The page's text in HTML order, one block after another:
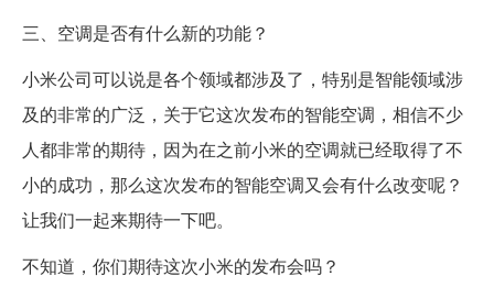
三、空调是否有什么新的功能？
小米公司可以说是各个领域都涉及了，特别是智能领域涉
及的非常的广泛，关于它这次发布的智能空调，相信不少
人都非常的期待，因为在之前小米的空调就已经取得了不
小的成功，那么这次发布的智能空调又会有什么改变呢？
让我们一起来期待一下吧。
不知道，你们期待这次小米的发布会吗？